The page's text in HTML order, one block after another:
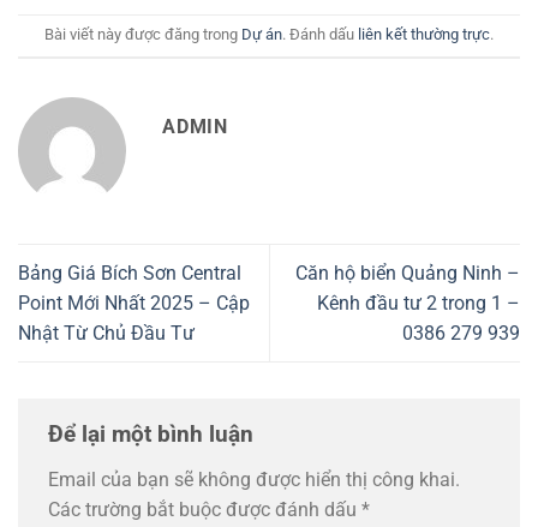
Bài viết này được đăng trong Dự án. Đánh dấu liên kết thường trực.
ADMIN
Bảng Giá Bích Sơn Central
Point Mới Nhất 2025 – Cập
Nhật Từ Chủ Đầu Tư
Căn hộ biển Quảng Ninh –
Kênh đầu tư 2 trong 1 –
0386 279 939
Để lại một bình luận
Email của bạn sẽ không được hiển thị công khai.
Các trường bắt buộc được đánh dấu *